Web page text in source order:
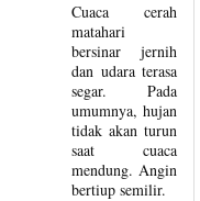
Cuaca cerah
matahari
bersinar jernih
dan udara terasa
segar. Pada
umumnya, hujan
tidak akan turun
saat cuaca
mendung. Angin
bertiup semilir.